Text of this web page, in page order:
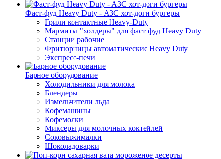
Фаст-фуд Heavy Duty - АЗС хот-доги бургеры
Грили контактные Heavy-Duty
Мармиты-"холдеры" для фаст-фуд Heavy-Duty
Станции рабочие
Фритюрницы автоматические Heavy Duty
Экспресс-печи
Барное оборудование
Холодильники для молока
Блендеры
Измельчители льда
Кофемашины
Кофемолки
Миксеры для молочных коктейлей
Соковыжималки
Шоколадоварки